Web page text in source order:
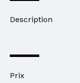
Description
Prix